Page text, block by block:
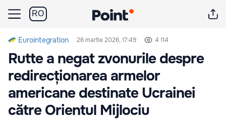
RO
Eurointegration 26 martie 2026, 17:49 4 114
Rutte a negat zvonurile despre
redirecționarea armelor
americane destinate Ucrainei
către Orientul Mijlociu